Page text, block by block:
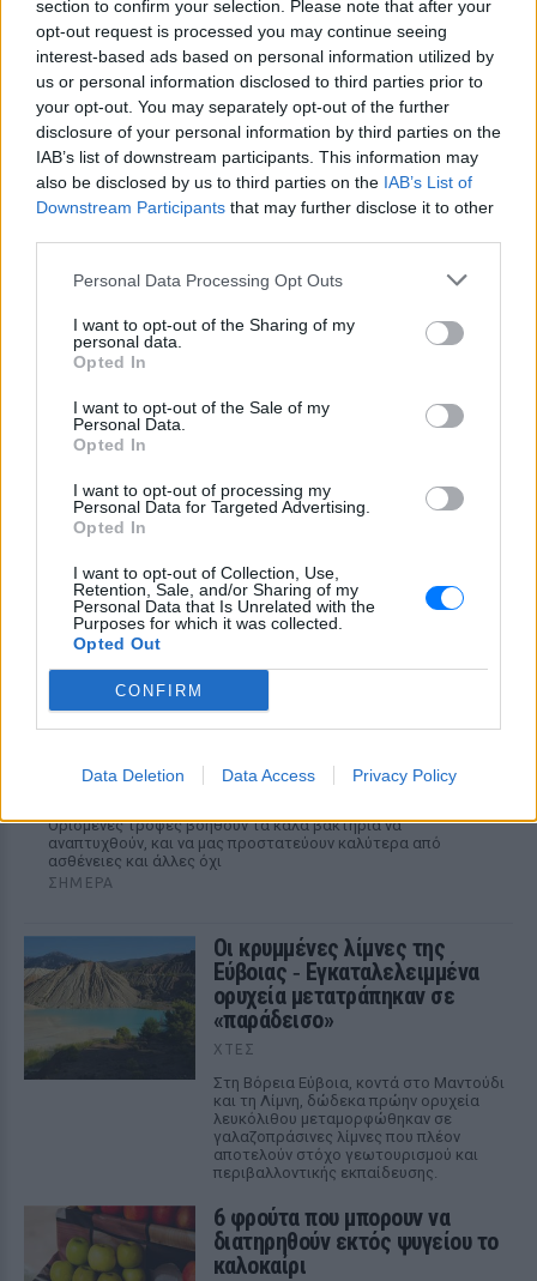
section to confirm your selection. Please note that after your
opt-out request is processed you may continue seeing
interest-based ads based on personal information utilized by
us or personal information disclosed to third parties prior to
your opt-out. You may separately opt-out of the further
disclosure of your personal information by third parties on the
IAB’s list of downstream participants. This information may
also be disclosed by us to third parties on the IAB’s List of
Downstream Participants that may further disclose it to other
Personal Data Processing Opt Outs
I want to opt-out of the Sharing of my
personal data.
Opted In
I want to opt-out of the Sale of my
Personal Data.
Opted In
I want to opt-out of processing my
Personal Data for Targeted Advertising.
Opted In
I want to opt-out of Collection, Use,
Retention, Sale, and/or Sharing of my
Personal Data that Is Unrelated with the
Purposes for which it was collected.
Opted Out
CONFIRM
Data Deletion Data Access Privacy Policy
Ελληνικό γιαούρτι: Μία
κουταλιά και τα scrambled
eggs θα απογειωθούν
ΣΉΜΕΡΑ
Το στραγγιστό γιαούρτι αλλάζει την υφή
και τον κορεσμό του πρωινού χωρίς να
επηρεάζει τη γεύση.
συγκατοίκηση – Και η Charlize
Theron το επιβεβαιώνει
«Δεν νομίζω ότι μπορώ να ξαναζήσω με
Πότε σου χτυπάει καμπανάκι ο
θυρεοειδής; Τα σημάδια που
Ο θυρεοειδής χτυπάει πολλές γυναίκες
Οι χειρότερες τροφές για το έντερό σου, που
το κάνουν να υποφέρει
Ορισμένες τροφές βοηθούν τα καλά βακτήρια να
αναπτυχθούν, και να μας προστατεύουν καλύτερα από
ασθένειες και άλλες όχι
ΣΉΜΕΡΑ
Οι κρυμμένες λίμνες της
Εύβοιας ‑ Εγκαταλελειμμένα
ορυχεία μετατράπηκαν σε
«παράδεισο»
ΧΤΕΣ
Στη Βόρεια Εύβοια, κοντά στο Μαντούδι
και τη Λίμνη, δώδεκα πρώην ορυχεία
λευκόλιθου μεταμορφώθηκαν σε
γαλαζοπράσινες λίμνες που πλέον
αποτελούν στόχο γεωτουρισμού και
περιβαλλοντικής εκπαίδευσης.
6 φρούτα που μπορουν να
διατηρηθούν εκτός ψυγείου το
καλοκαίρι